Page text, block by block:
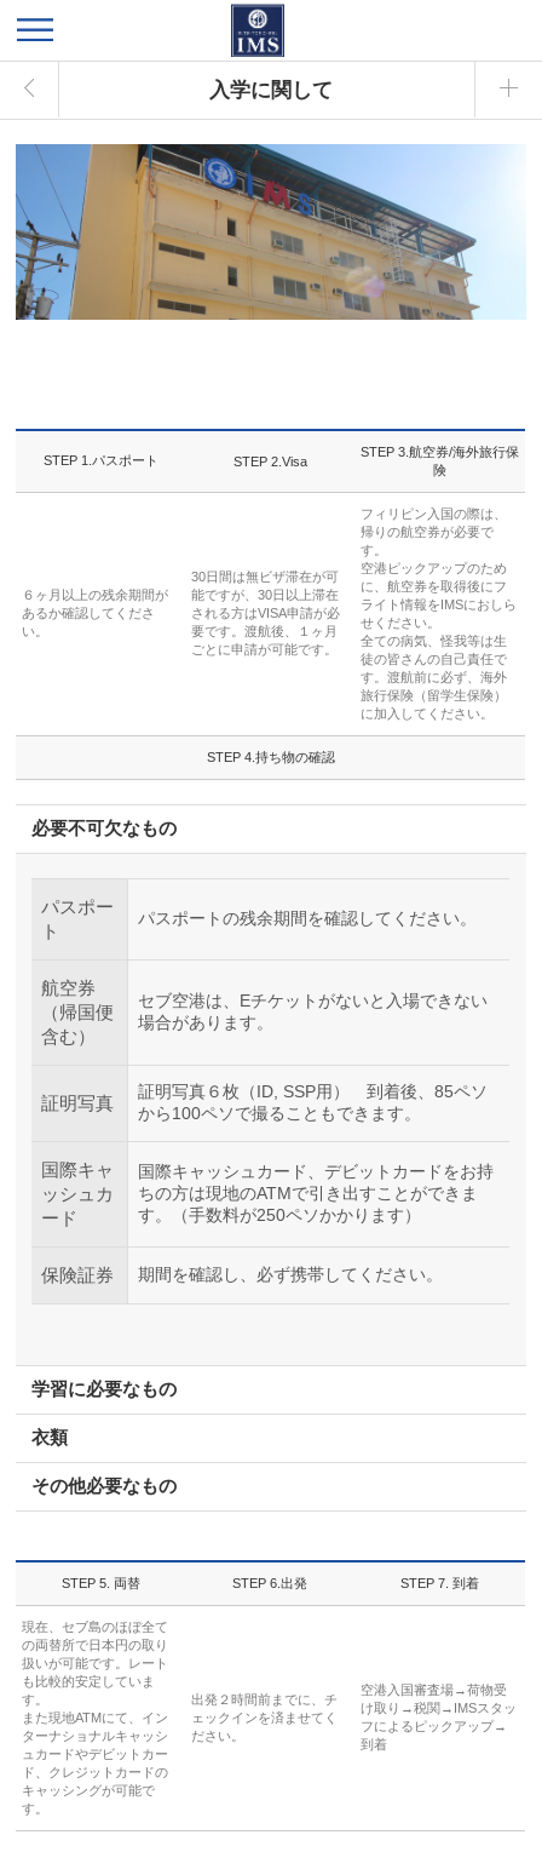
入学に関して
STEP 1.パスポート STEP 2.Visa
STEP 3.航空券/海外旅行保
険
６ヶ月以上の残余期間が
あるか確認してくださ
い。
30日間は無ビザ滞在が可
能ですが、30日以上滞在
される方はVISA申請が必
要です。渡航後、１ヶ月
ごとに申請が可能です。
フィリピン入国の際は、
帰りの航空券が必要で
す。
空港ピックアップのため
に、航空券を取得後にフ
ライト情報をIMSにおしら
せください。
全ての病気、怪我等は生
徒の皆さんの自己責任で
す。渡航前に必ず、海外
旅行保険（留学生保険）
に加入してください。
STEP 4.持ち物の確認
必要不可欠なもの
パスポー
ト
パスポートの残余期間を確認してください。
航空券
（帰国便
含む）
セブ空港は、Eチケットがないと入場できない
場合があります。
証明写真
証明写真６枚（ID, SSP用） 到着後、85ペソ
から100ペソで撮ることもできます。
国際キャ
ッシュカ
ード
国際キャッシュカード、デビットカードをお持
ちの方は現地のATMで引き出すことができま
す。（手数料が250ペソかかります）
保険証券 期間を確認し、必ず携帯してください。
学習に必要なもの
衣類
その他必要なもの
STEP 5. 両替 STEP 6.出発 STEP 7. 到着
現在、セブ島のほぼ全て
の両替所で日本円の取り
扱いが可能です。レート
も比較的安定していま
す。
また現地ATMにて、イン
ターナショナルキャッシ
ュカードやデビットカー
ド、クレジットカードの
キャッシングが可能で
す。
出発２時間前までに、チ
ェックインを済ませてく
ださい。
空港入国審査場→荷物受
け取り→税関→IMSスタッ
フによるピックアップ→
到着